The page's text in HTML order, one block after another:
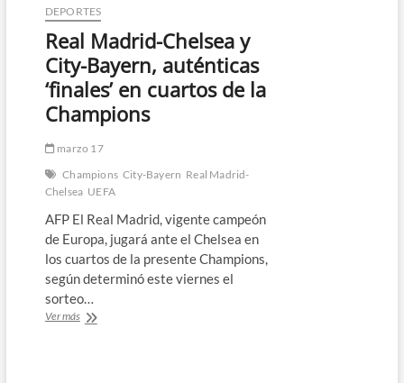
recibe
a
su
mejor
enemigo
Tuchel
la
DEPORTES
Real Madrid-Chelsea y
City-Bayern, auténticas
‘finales’ en cuartos de la
Champions
marzo 17
Champions City-Bayern Real Madrid-
Chelsea UEFA
AFP El Real Madrid, vigente campeón
de Europa, jugará ante el Chelsea en
los cuartos de la presente Champions,
según determinó este viernes el
sorteo…
Ver másReal